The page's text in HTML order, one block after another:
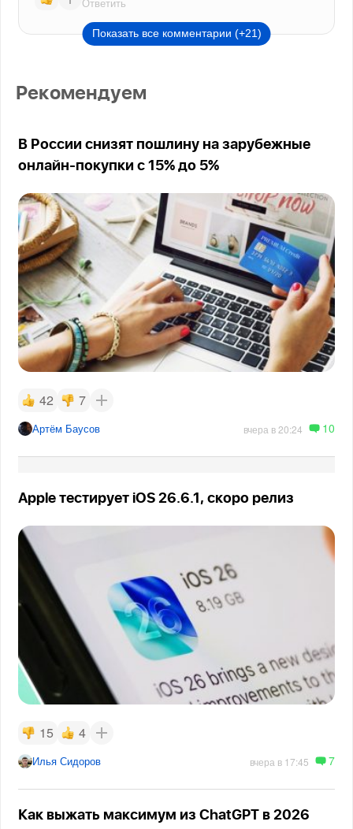
Показать все комментарии (+21)
Рекомендуем
В России снизят пошлину на зарубежные
онлайн-покупки с 15% до 5%
42 7
Артём Баусов вчера в 20:24 10
Apple тестирует iOS 26.6.1, скоро релиз
15 4
Илья Сидоров вчера в 17:45 7
Как выжать максимум из ChatGPT в 2026